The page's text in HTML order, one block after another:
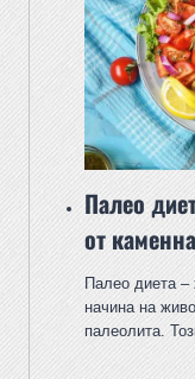
Палео
от
Палео диета –
начина на
палеолита.